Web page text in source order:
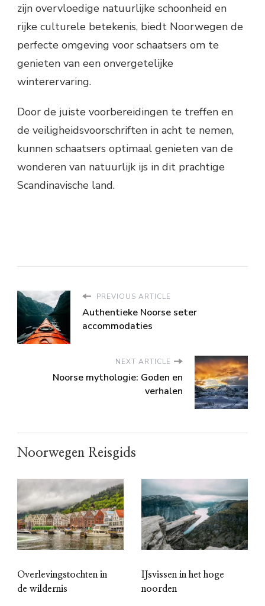
zijn overvloedige natuurlijke schoonheid en
rijke culturele betekenis, biedt Noorwegen de
perfecte omgeving voor schaatsers om te
genieten van een onvergetelijke
winterervaring.
Door de juiste voorbereidingen te treffen en
de veiligheidsvoorschriften in acht te nemen,
kunnen schaatsers optimaal genieten van de
wonderen van natuurlijk ijs in dit prachtige
Scandinavische land.
PREVIOUS ARTICLE
Authentieke Noorse seter
accommodaties
NEXT ARTICLE
Noorse mythologie: Goden en
verhalen
Noorwegen Reisgids
Overlevingstochten in
de wildernis
IJsvissen in het hoge
noorden